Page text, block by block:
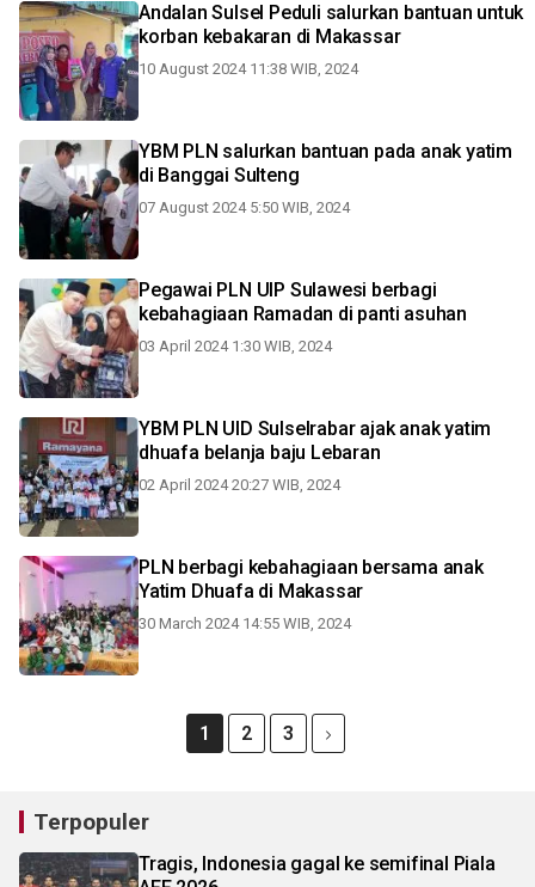
Andalan Sulsel Peduli salurkan bantuan untuk
korban kebakaran di Makassar
10 August 2024 11:38 WIB, 2024
YBM PLN salurkan bantuan pada anak yatim
di Banggai Sulteng
07 August 2024 5:50 WIB, 2024
Pegawai PLN UIP Sulawesi berbagi
kebahagiaan Ramadan di panti asuhan
03 April 2024 1:30 WIB, 2024
YBM PLN UID Sulselrabar ajak anak yatim
dhuafa belanja baju Lebaran
02 April 2024 20:27 WIB, 2024
PLN berbagi kebahagiaan bersama anak
Yatim Dhuafa di Makassar
30 March 2024 14:55 WIB, 2024
1 2 3
Terpopuler
Tragis, Indonesia gagal ke semifinal Piala